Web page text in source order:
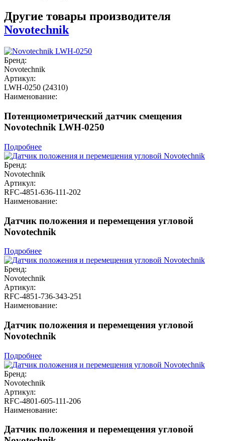
Другие товары производителя
Novotechnik
Бренд:
Novotechnik
Артикул:
LWH-0250 (24310)
Наименование:
Потенциометрический датчик смещения
Novotechnik LWH-0250
Подробнее
Бренд:
Novotechnik
Артикул:
RFC-4851-636-111-202
Наименование:
Датчик положения и перемещения угловой
Novotechnik
Подробнее
Бренд:
Novotechnik
Артикул:
RFC-4851-736-343-251
Наименование:
Датчик положения и перемещения угловой
Novotechnik
Подробнее
Бренд:
Novotechnik
Артикул:
RFC-4801-605-111-206
Наименование:
Датчик положения и перемещения угловой